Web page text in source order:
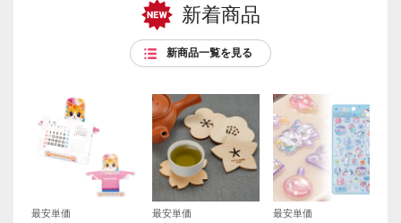
新着商品
新商品一覧を見る
最安単価 最安単価 最安単価